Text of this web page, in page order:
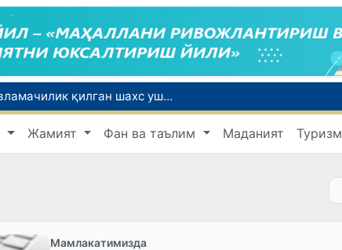
Тошкентда қиздан 3 минг доллар товламачилик қилган шахс ушланди
Жиззахда «Янги Ўзбекистон» ва «Правда Востока» газеталари кунлари ўтказилди
Учқўрғонда Норин дарёси бўйида янги экотуризм маскани барпо этилади
Жамият Фан ва таълим Маданият Туризм
Мамлакатимизда